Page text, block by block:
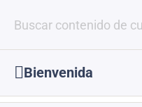
Inicio All Courses
‌Bienvenida‌